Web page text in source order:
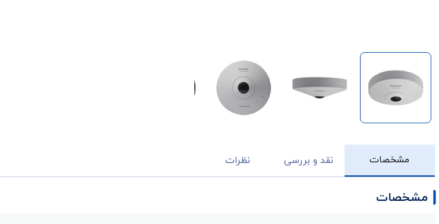
مشخصات نقد و بررسی نظرات
مشخصات